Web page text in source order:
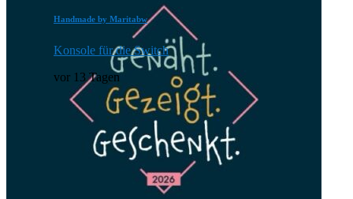
Handmade by Maritabw
Konsole für die Switch
vor 13 Tagen